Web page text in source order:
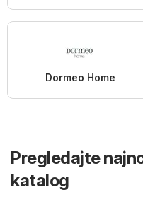
Dormeo Home
Pregledajte
katalog